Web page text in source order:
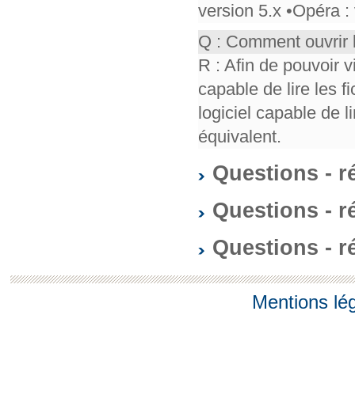
version 5.x •Opéra
Q : Comment
R : Afin de pouvoir
capable de lire les
logiciel capable de
équivalent.
Questions -
Questions -
Questions -
Mentions